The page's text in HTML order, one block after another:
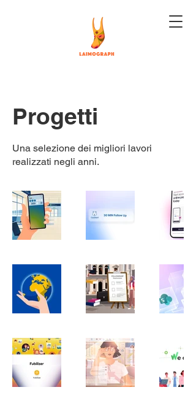
Progetti
Una selezione dei migliori lavori
realizzati negli anni.